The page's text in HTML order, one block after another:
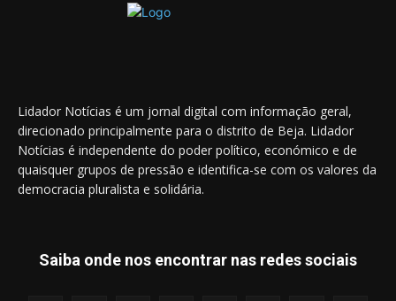
Lidador Notícias é um jornal digital com informação geral,
direcionado principalmente para o distrito de Beja. Lidador
Notícias é independente do poder político, económico e de
quaisquer grupos de pressão e identifica-se com os valores da
democracia pluralista e solidária.
Saiba onde nos encontrar nas redes sociais